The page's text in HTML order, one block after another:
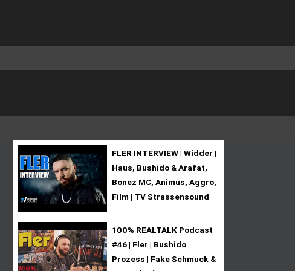
FLER INTERVIEW | Widder |
Haus, Bushido & Arafat,
Bonez MC, Animus, Aggro,
Film | TV Strassensound
100% REALTALK Podcast
#46 | Fler | Bushido
Prozess | Fake Schmuck &